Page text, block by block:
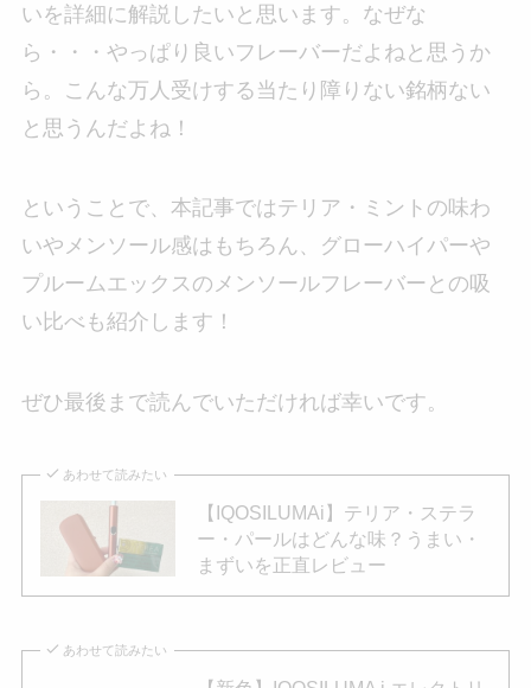
いを詳細に解説したいと思います。なぜな
ら・・・やっぱり良いフレーバーだよねと思うか
ら。こんな万人受けする当たり障りない銘柄ない
と思うんだよね！
ということで、本記事ではテリア・ミントの味わ
いやメンソール感はもちろん、グローハイパーや
プルームエックスのメンソールフレーバーとの吸
い比べも紹介します！
ぜひ最後まで読んでいただければ幸いです。
あわせて読みたい
【IQOSILUMAi】テリア・ステラ
ー・パールはどんな味？うまい・
まずいを正直レビュー
あわせて読みたい